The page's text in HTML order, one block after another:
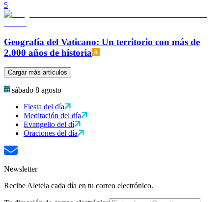
5
Geografía del Vaticano: Un territorio con más de
2.000 años de historia
Cargar más artículos
sábado 8 agosto
Fiesta del día
Meditación del día
Evangelio del dí
Oraciones del día
Newsletter
Recibe Aleteia cada día en tu correo electrónico.